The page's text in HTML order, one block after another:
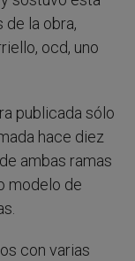
la obra,
ocd, uno
publicada sólo
hace diez
ambas ramas
modelo de
con varias